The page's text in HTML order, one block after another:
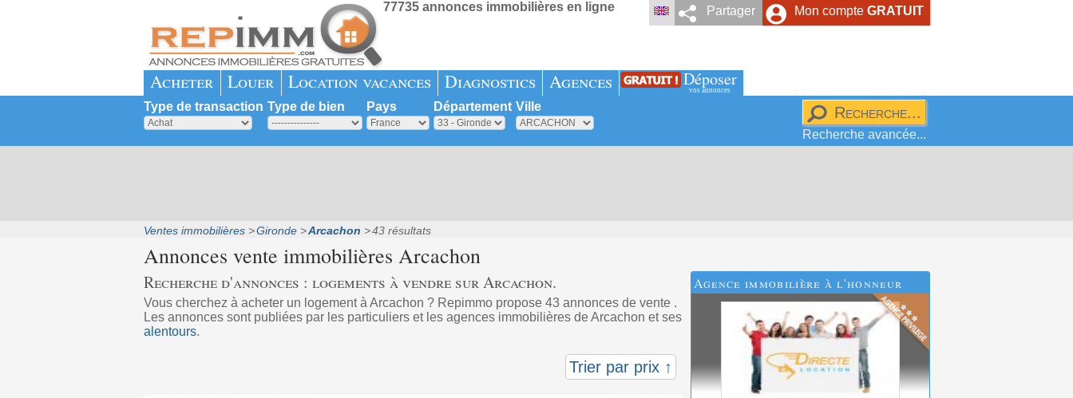
Mon compte GRATUIT
Partager
77735 annonces immobilières en ligne
Acheter Louer Location vacances Diagnostics Agences Déposer
vos annonces
Type de transaction Type de bien Pays Département Ville
Recherche avancée...
Ventes immobilières Gironde Arcachon 43 résultats
Annonces vente immobilières Arcachon
Recherche d'annonces : logements à vendre sur Arcachon.
Vous cherchez à acheter un logement à Arcachon ? Repimmo propose 43 annonces de vente .
Les annonces sont publiées par les particuliers et les agences immobilières de Arcachon et ses
alentours.
Trier par prix ↑
Agence immobilière à l'honneur